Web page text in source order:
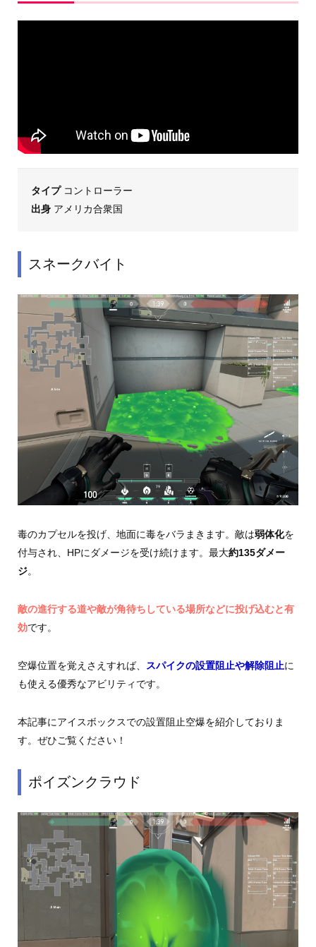
タイプコントローラー
出身アメリカ合衆国
スネークバイト
毒のカプセルを投げ、地面に毒をバラまきます。敵は弱体化を
付与され、HPにダメージを受け続けます。最大約135ダメー
ジ。
敵の進行する道や敵が角待ちしている場所などに投げ込むと有
効です。
空爆位置を覚えさえすれば、 スパイクの設置阻止や解除阻止に
も使える優秀なアビリティです。
本記事にアイスボックスでの設置阻止空爆を紹介しておりま
す。ぜひご覧ください！
ポイズンクラウド